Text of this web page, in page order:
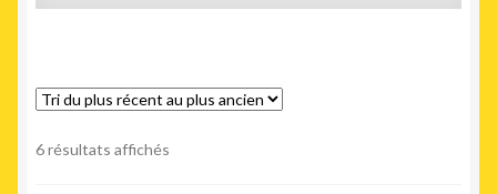
6 résultats affichés